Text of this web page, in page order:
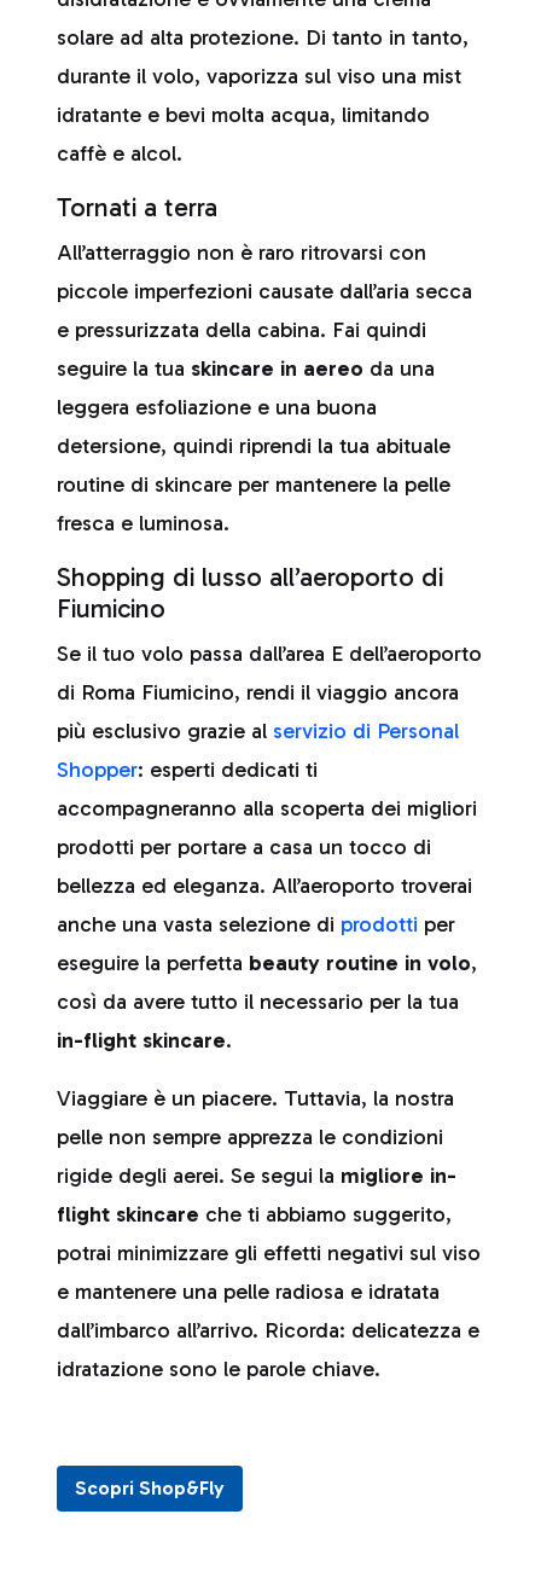
solare ad alta protezione. Di tanto in tanto,
durante il volo, vaporizza sul viso una mist
idratante e bevi molta acqua, limitando
caffè e alcol.
Tornati a terra
All’atterraggio non è raro ritrovarsi con
piccole imperfezioni causate dall’aria secca
e pressurizzata della cabina. Fai quindi
seguire la tua skincare in aereo da una
leggera esfoliazione e una buona
detersione, quindi riprendi la tua abituale
routine di skincare per mantenere la pelle
fresca e luminosa.
Shopping di lusso all’aeroporto di
Fiumicino
Se il tuo volo passa dall’area E dell’aeroporto
di Roma Fiumicino, rendi il viaggio ancora
più esclusivo grazie al servizio di Personal
Shopper: esperti dedicati ti
accompagneranno alla scoperta dei migliori
prodotti per portare a casa un tocco di
bellezza ed eleganza. All’aeroporto troverai
anche una vasta selezione di prodotti per
eseguire la perfetta beauty routine in volo,
così da avere tutto il necessario per la tua
in-flight skincare.
Viaggiare è un piacere. Tuttavia, la nostra
pelle non sempre apprezza le condizioni
rigide degli aerei. Se segui la migliore in-
flight skincare che ti abbiamo suggerito,
potrai minimizzare gli effetti negativi sul viso
e mantenere una pelle radiosa e idratata
dall’imbarco all’arrivo. Ricorda: delicatezza e
idratazione sono le parole chiave.
Scopri Shop&Fly